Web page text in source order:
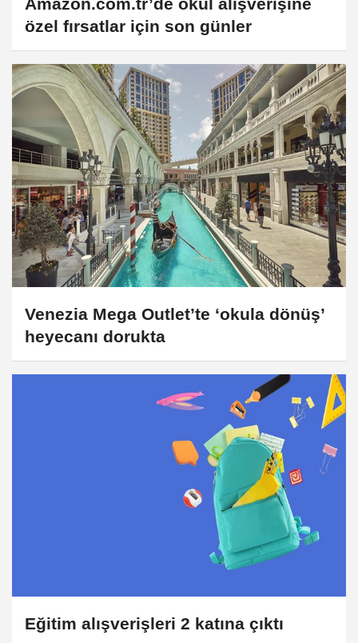
özel fırsatlar için son günler
Venezia Mega Outlet’te ‘okula dönüş’
heyecanı dorukta
Eğitim alışverişleri 2 katına çıktı